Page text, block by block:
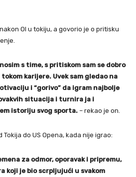
OI u tokiju, a govorio je o pritisku
s time, s pritiskom sam se dobro
karijere. Uvek sam gledao na
i “gorivo” da igram najbolje
situacija i turnira ja i
istoriju svog sporta. – rekao je on.
do US Opena, kada nije igrao:
za odmor, oporavak i pripremu,
koji je bio scrpljujući u svakom